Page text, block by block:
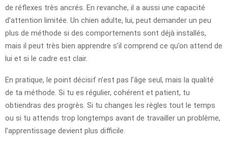
de réflexes très ancrés. En revanche, il a aussi une capacité
d’attention limitée. Un chien adulte, lui, peut demander un peu
plus de méthode si des comportements sont déjà installés,
mais il peut très bien apprendre s’il comprend ce qu’on attend de
lui et si le cadre est clair.
En pratique, le point décisif n’est pas l’âge seul, mais la qualité
de ta méthode. Si tu es régulier, cohérent et patient, tu
obtiendras des progrès. Si tu changes les règles tout le temps
ou si tu attends trop longtemps avant de travailler un problème,
l’apprentissage devient plus difficile.